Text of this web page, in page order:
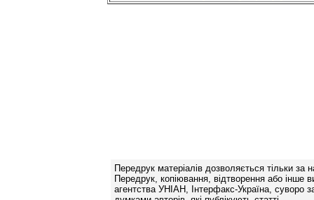
Передрук матеріалів дозволяється тільки за
Передрук, копіювання, відтворення або інше
агентства УНІАН, Інтерфакс-Україна, суворо